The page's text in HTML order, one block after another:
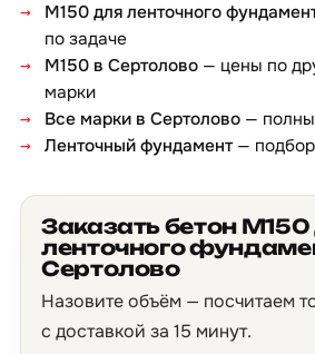
М150 для ленточного
по задаче
М150 в Сертолово — цены по
марки
Все марки в Сертолово —
Ленточный фундамент—
Заказать бетон М150
ленточного
Сертолово
Назовите объём — посчитаем
с доставкой за 15 минут.